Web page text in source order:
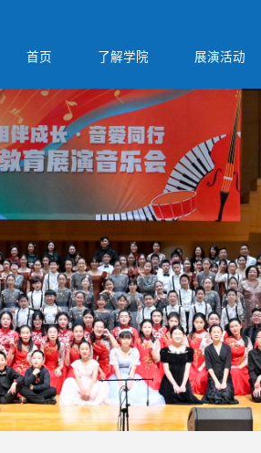
首页 了解学院 展演活动